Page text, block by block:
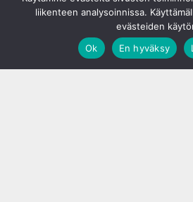
liikenteen analysoinnissa.
evästeiden
Ok
En hyväksy